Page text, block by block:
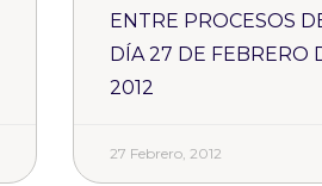
ENTRE PROCESOS
DÍA 27 DE FEBRERO
2012
27 Febrero, 2012